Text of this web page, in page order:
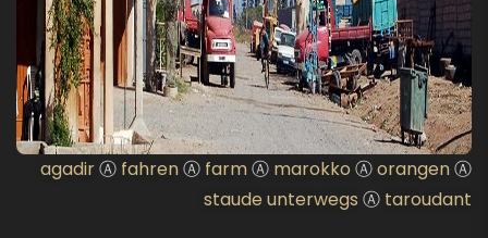
agadirⒶ fahrenⒶ farmⒶ marokko ⒶorangenⒶ
staude unterwegs Ⓐ taroudant